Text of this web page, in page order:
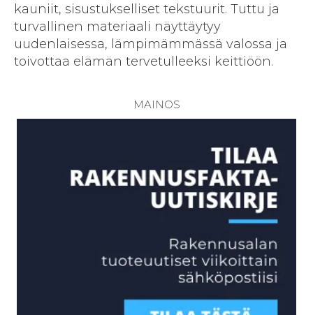
kauniit, sisustukselliset tekstuurit. Tuttu ja
turvallinen materiaali näyttäytyy
uudenlaisessa, lämpimämmässä valossa ja
toivottaa elämän tervetulleeksi keittiöön.